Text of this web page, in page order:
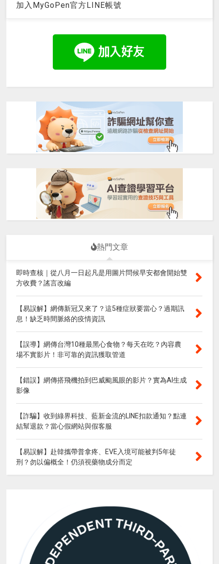
加入MyGoPen官方LINE帳號
熱門文章
即時查核｜從八月一日起凡是用圖片問候早安都會開始雙
方收費？謠言改編
【易誤解】網傳新冠又來了？這5種症狀要當心？過期訊
息！缺乏時間脈絡的疫情資訊
【誤導】網傳台灣10種最黑心食物？每天在吃？內容農
場不實影片！非可靠的資訊獲取管道
【錯誤】網傳搭飛機拍到巴威颱風眼的影片？實為AI生成
影像
【詐騙】收到綠界科技、藍新金流的LINE扣款通知？點連
結幫退款？當心假網站與假客服
【易誤解】赴韓攜帶普拿疼、EVE入境可能被判5年徒
刑？勿以偏概全！仍須視藥物成分而定